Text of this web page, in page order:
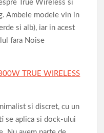
True Wireless si
Ambele modele vin in
si alb), iar in acest
fara Noise
si discret, cu un
se aplica si dock-ului